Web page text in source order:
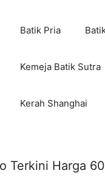
Batik Pria
Kemeja Batik Sutra
Kerah Shanghai
Terkini Harga